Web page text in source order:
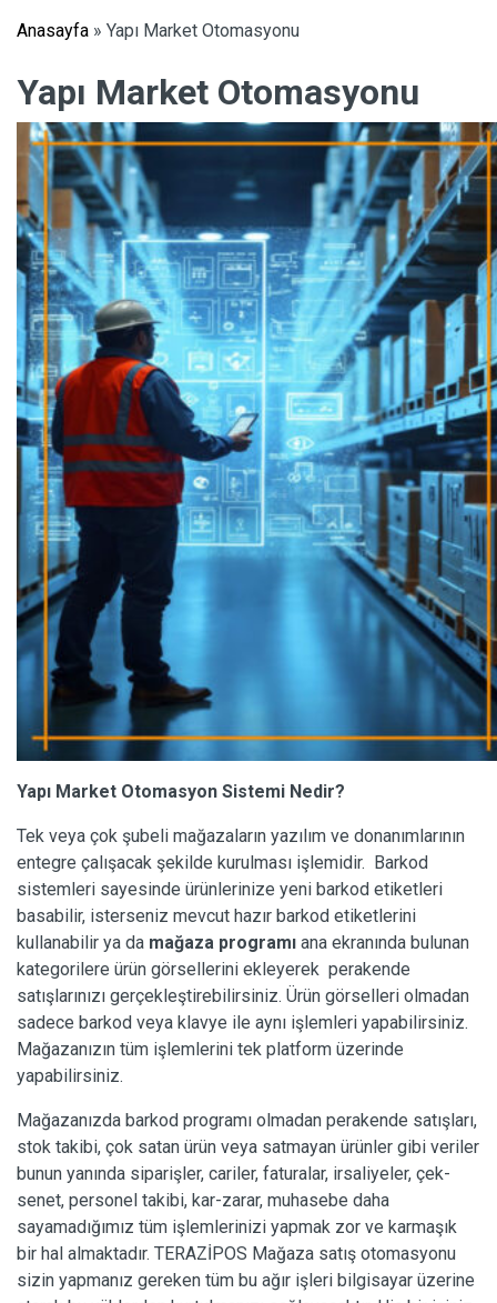
Anasayfa » Yapı Market Otomasyonu
Yapı Market Otomasyonu
Yapı Market Otomasyon Sistemi Nedir?
Tek veya çok şubeli mağazaların yazılım ve donanımlarının
entegre çalışacak şekilde kurulması işlemidir. Barkod
sistemleri sayesinde ürünlerinize yeni barkod etiketleri
basabilir, isterseniz mevcut hazır barkod etiketlerini
kullanabilir ya da mağaza programı ana ekranında bulunan
kategorilere ürün görsellerini ekleyerek perakende
satışlarınızı gerçekleştirebilirsiniz. Ürün görselleri olmadan
sadece barkod veya klavye ile aynı işlemleri yapabilirsiniz.
Mağazanızın tüm işlemlerini tek platform üzerinde
yapabilirsiniz.
Mağazanızda barkod programı olmadan perakende satışları,
stok takibi, çok satan ürün veya satmayan ürünler gibi veriler
bunun yanında siparişler, cariler, faturalar, irsaliyeler, çek-
senet, personel takibi, kar-zarar, muhasebe daha
sayamadığımız tüm işlemlerinizi yapmak zor ve karmaşık
bir hal almaktadır. TERAZİPOS Mağaza satış otomasyonu
sizin yapmanız gereken tüm bu ağır işleri bilgisayar üzerine